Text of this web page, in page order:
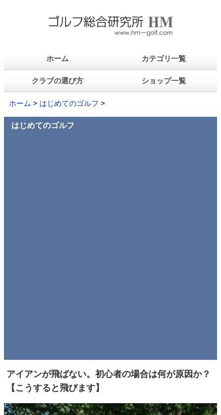
ホーム カテゴリ一覧
クラブの選び方 ショップ一覧
ホーム > はじめてのゴルフ >
はじめてのゴルフ
アイアンが飛ばない。初心者の場合は何が原因か？
【こうすると飛びます】